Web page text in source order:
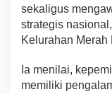
sekaligus
strategis
Kelurahan Merah
Ia menilai,
memiliki